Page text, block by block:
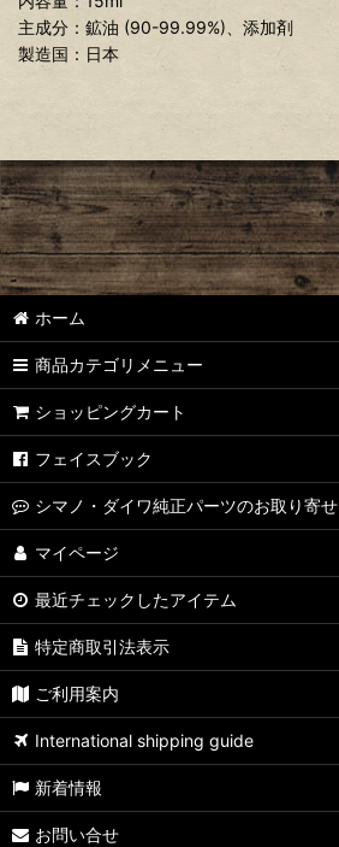
主成分：鉱油 (90-99.99%)、添加剤
製造国：日本
ホーム
商品カテゴリメニュー
ショッピングカート
フェイスブック
シマノ・ダイワ純正パーツのお取り寄せ
マイページ
最近チェックしたアイテム
特定商取引法表示
ご利用案内
International shipping guide
新着情報
お問い合せ